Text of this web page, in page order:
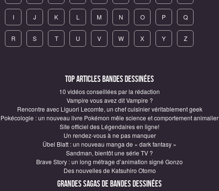
I J K L M N O P Q
R S T U V W X Y Z
Top articles Bandes Dessinées
10 vidéos conseillées par la rédaction
Vampire vous avez dit Vampire ?
Rencontre avec Liguori Lecomte, un chef cuisinier véritablement geek
Pokécologie : un nouveau livre Pokémon mêle science et comportement animalier
Site officiel des Légendaires en ligne!
Un rendez-vous à ne pas manquer
Übel Blatt : un nouveau manga de « dark fantasy »
Sandman, bientôt une série TV ?
Brave Story : un long métrage d’animation signé Gonzo
Des nouvelles de Katsuhiro Otomo
Grandes sagas de Bandes Dessinées